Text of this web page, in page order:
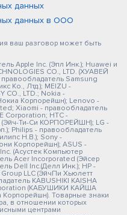
данных
данных в ООО
ваш разговор может быть
Apple Inc. (Эпл Инк.); Huawei и
CO., LTD. (ХУАВЕЙ
Samsung
Ко., Лтд.); MEIZU -
CO., LTD.; Nokia -
Корпорейшн); Lenovo -
Xiaomi - правообладатель
Corporation; HTC -
(Эйч-Ти-Си КОРПОРЕЙШН); LG -
Philips - правообладатель
Н.В.); Sony -
Корпорейшн); ASUS -
(Асустек Компьютер
Acer Incorporated (Эйсер
Dell Inc.(Делл Инк.); HP -
LLC (ЭйчПи Хьюлетт
KABUSHIKI KAISHA
(КАБУШИКИ КАЙША
Товарные знаки
в отношении которых
центрами